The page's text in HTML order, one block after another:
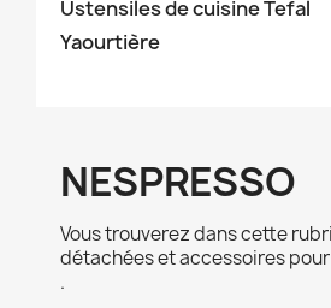
Ustensiles de cuisine Tefal
Yaourtière
NESPRESSO
Vous trouverez dans cette
détachées et accessoires
.